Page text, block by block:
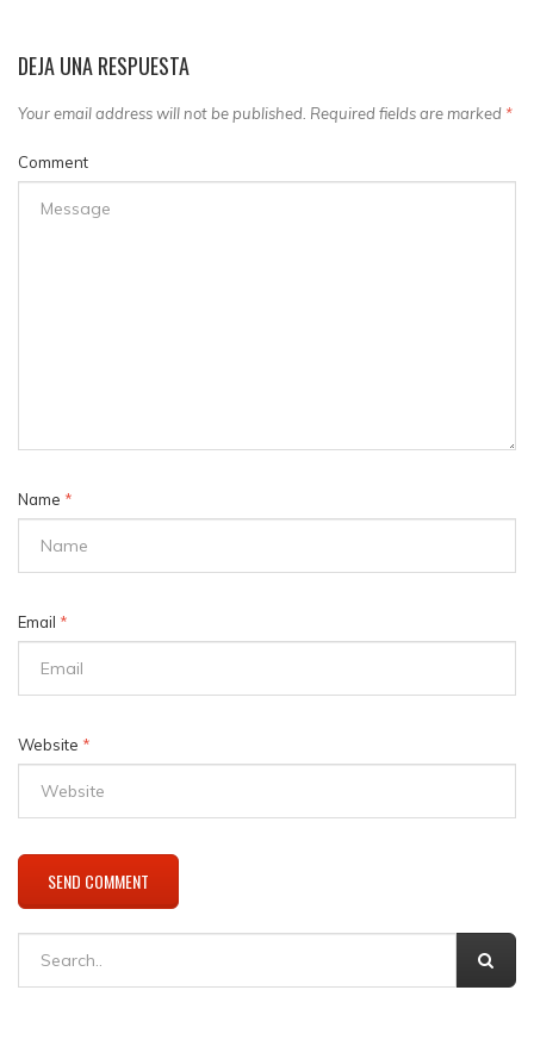
DEJA UNA RESPUESTA
Your email address will not be published. Required fields are marked *
Comment
Name *
Email *
Website *